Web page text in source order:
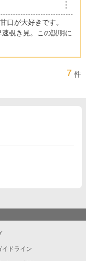
︙
口が大好きです。
覗き見。この説明に
7 件
イドライン